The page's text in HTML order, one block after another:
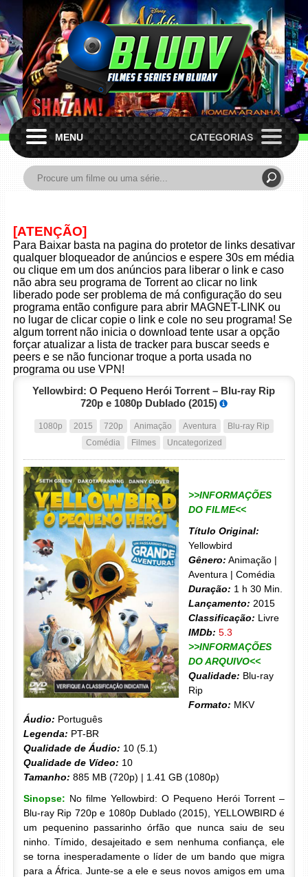
MENU CATEGORIAS
[ATENÇÃO]
Para Baixar basta na pagina do protetor de links desativar
qualquer bloqueador de anúncios e espere 30s em média
ou clique em um dos anúncios para liberar o link e caso
não abra seu programa de Torrent ao clicar no link
liberado pode ser problema de má configuração do seu
programa então configure para abrir MAGNET-LINK ou
no lugar de clicar copie o link e cole no seu programa! Se
algum torrent não inicia o download tente usar a opção
forçar atualizar a lista de tracker para buscar seeds e
peers e se não funcionar troque a porta usada no
programa ou use VPN!
Yellowbird: O Pequeno Herói Torrent – Blu-ray Rip
720p e 1080p Dublado (2015)
1080p 2015 720p Animação Aventura
Blu-ray Rip
Comédia
Filmes Uncategorized
>>INFORMAÇÕES
DO FILME<<
Título Original:
Yellowbird
Gênero: Animação |
Aventura | Comédia
Duração: 1 h 30 Min.
Lançamento: 2015
Classificação: Livre
IMDb: 5.3
>>INFORMAÇÕES
DO ARQUIVO<<
Qualidade: Blu-ray
Rip
Formato: MKV
Áudio: Português
Legenda: PT-BR
Qualidade de Áudio: 10 (5.1)
Qualidade de Vídeo: 10
Tamanho: 885 MB (720p) | 1.41 GB (1080p)
Sinopse: No filme Yellowbird: O Pequeno Herói Torrent –
Blu-ray Rip 720p e 1080p Dublado (2015), YELLOWBIRD é
um pequenino passarinho órfão que nunca saiu de seu
ninho. Tímido, desajeitado e sem nenhuma confiança, ele
se torna inesperadamente o líder de um bando que migra
para a África. Junte-se a ele e seus novos amigos em uma